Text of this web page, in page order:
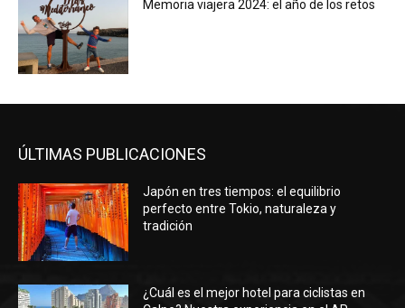
Memoria viajera 2024: el año de los retos
ÚLTIMAS PUBLICACIONES
Japón en tres tiempos: el equilibrio
perfecto entre Tokio, naturaleza y
tradición
¿Cuál es el mejor hotel para ciclistas en